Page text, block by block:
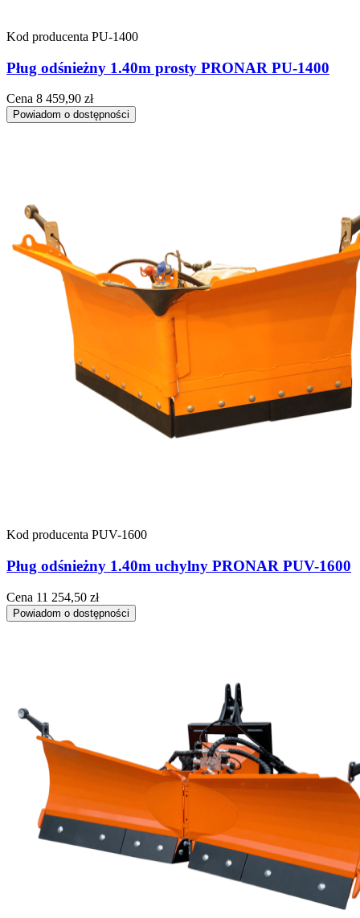
Kod producenta PU-1400
Pług odśnieżny 1.40m prosty PRONAR PU-1400
Cena 8 459,90 zł
Powiadom o dostępności
Kod producenta PUV-1600
Pług odśnieżny 1.40m uchylny PRONAR PUV-1600
Cena 11 254,50 zł
Powiadom o dostępności